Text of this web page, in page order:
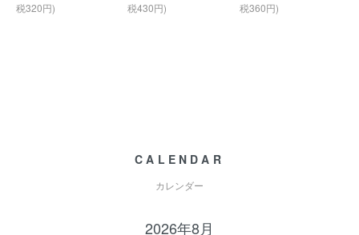
税320円)
税430円)
税360円)
CALENDAR
カレンダー
2026年8月